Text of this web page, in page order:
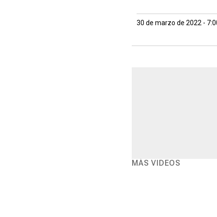
30 de marzo de 2022 -
MÁS VIDEOS